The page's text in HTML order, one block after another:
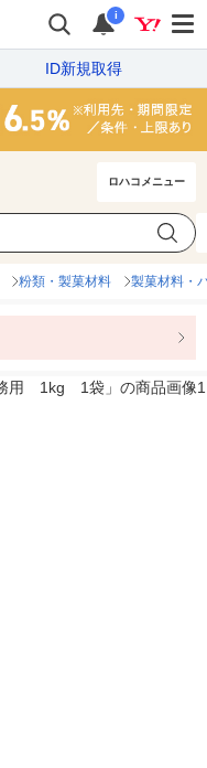
i
ID新規取得
ロハコメニュー
粉類・製菓材料 製菓材料・